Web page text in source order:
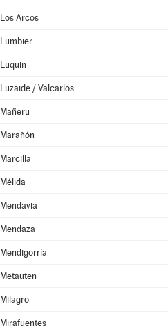
Los Arcos
Lumbier
Luquin
Luzaide / Valcarlos
Mañeru
Marañón
Marcilla
Mélida
Mendavia
Mendaza
Mendigorría
Metauten
Milagro
Mirafuentes